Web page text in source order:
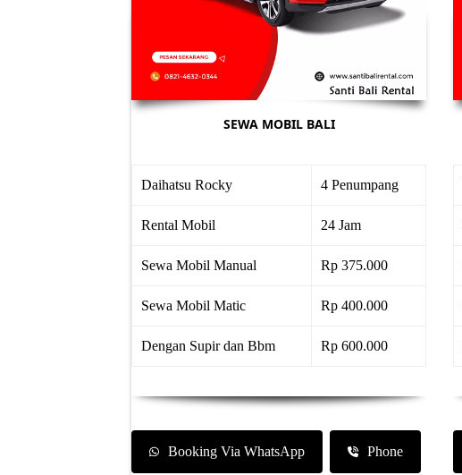
SEWA MOBIL BALI
Daihatsu Rocky 4 Penumpang
Rental Mobil 24 Jam
Sewa Mobil Manual Rp 375.000
Sewa Mobil Matic Rp 400.000
Dengan Supir dan Bbm Rp 600.000
Booking Via WhatsApp Phone